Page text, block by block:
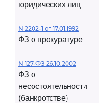
юридических лиц
N 2202-1 от 17.01.1992
ФЗ о прокуратуре
N 127-ФЗ 26.10.2002
ФЗ о
несостоятельности
(банкротстве)